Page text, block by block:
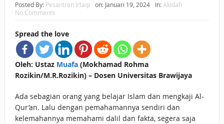
HUKUM MEMBAYAR ZAKAT DENGAN CARA MENGANGSUR
HUKUM MEMBAYAR ZAKAT KEPADA KERABAT SENDIRI
Posted By: Pesantren Irtaqi on: Januari 19, 2024 In:Akidah
No Comments
Spread the love
Oleh: Ustaz Muafa(Mokhamad Rohma
Rozikin/M.R.Rozikin) – Dosen Universitas Brawijaya
Ada sebagian orang yang belajar Islam dan mengkaji Al-
Qur’an. Lalu dengan pemahamannya sendiri dan
kelemahannya memahami dalil dan fakta, segera saja